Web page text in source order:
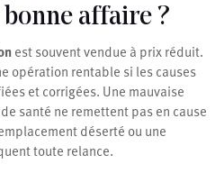
affaire ?
est souvent vendue à prix réduit.
opération rentable si les causes
et corrigées. Une mauvaise
santé ne remettent pas en cause
déserté ou une
toute relance.